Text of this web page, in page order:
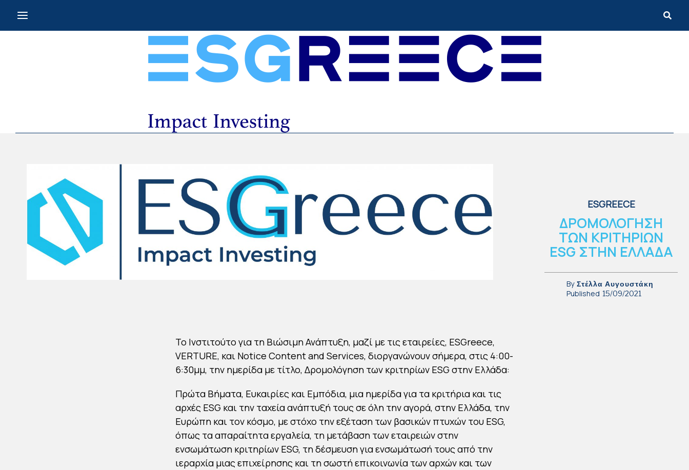
ESGREECE
ΔΡΟΜΟΛΟΓΗΣΗ
ΤΩΝ ΚΡΙΤΗΡΙΩΝ
ESG ΣΤΗΝ ΕΛΛΑΔΑ
By Στέλλα Αυγουστάκη
Published 15/09/2021
Το Ινστιτούτο για τη Βιώσιμη Ανάπτυξη, μαζί με τις εταιρείες, ESGreece,
VERTURE, και Notice Content and Services, διοργανώνουν σήμερα, στις 4:00-
6:30μμ, την ημερίδα με τίτλο, Δρομολόγηση των κριτηρίων ESG στην Ελλάδα:
Πρώτα Βήματα, Ευκαιρίες και Εμπόδια, μια ημερίδα για τα κριτήρια και τις
αρχές ESG και την ταχεία ανάπτυξή τους σε όλη την αγορά, στην Ελλάδα, την
Ευρώπη και τον κόσμο, με στόχο την εξέταση των βασικών πτυχών του ESG,
όπως τα απαραίτητα εργαλεία, τη μετάβαση των εταιρειών στην
ενσωμάτωση κριτηρίων ESG, τη δέσμευση για ενσωμάτωσή τους από την
ιεραρχία μιας επιχείρησης και τη σωστή επικοινωνία των αρχών και των